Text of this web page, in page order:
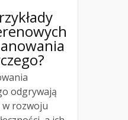
odgrywają
rozwoju